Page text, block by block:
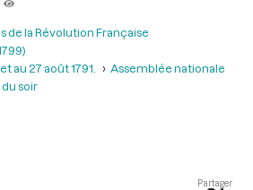
la Révolution Française
au 27 août 1791.
Assemblée nationale
soir
Partager